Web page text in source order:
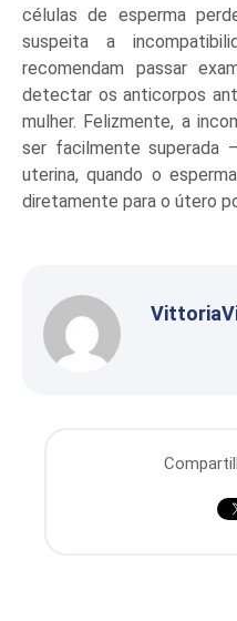
células de esperma
suspeita a
recomendam passar
detectar os anticorpos
mulher. Felizmente, a
ser facilmente superada
uterina, quando o
diretamente para o útero